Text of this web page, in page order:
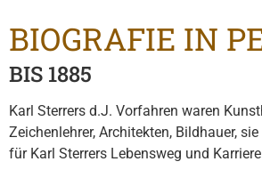
BIOGRAFIE IN
BIS 1885
Karl Sterrers d.J. Vorfahren waren
Zeichenlehrer, Architekten, Bildhauer,
für Karl Sterrers Lebensweg und